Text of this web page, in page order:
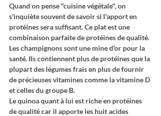
Quand on pense "cuisine végétale", on
s'inquiète souvent de savoir si l'apport en
protéines sera suffisant. Ce plat est une
combinaison parfaite de protéines de qualité.
Les champignons sont une mine d'or pour la
santé. Ils contiennent plus de protéines que la
plupart des légumes frais en plus de fournir
de précieuses vitamines comme la vitamine D
et celles du groupe B.
Le quinoa quant à lui est riche en protéines
de qualité car il apporte les huit acides